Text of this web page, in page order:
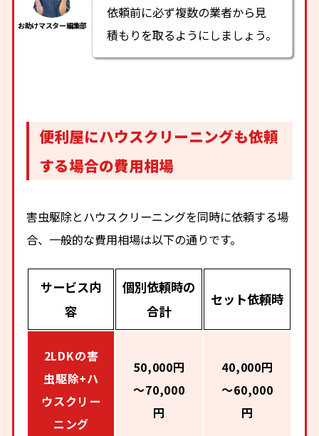
依頼前に必ず複数の業者から見
積もりを取るようにしましょう。
便利屋にハウスクリーニングも依頼
する場合の費用相場
害虫駆除とハウスクリーニングを同時に依頼する場
合、一般的な費用相場は以下の通りです。
サービス内
容
個別依頼時の
合計
セット依頼時
2LDKの害
虫駆除+ハ
ウスクリー
ニング
50,000円
～70,000
円
40,000円
～60,000
円